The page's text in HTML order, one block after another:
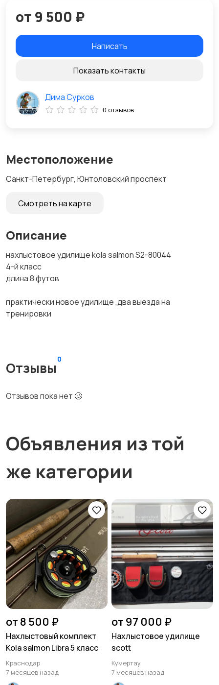
Местоположение
Санкт-Петербург, Юнтоловский проспект
Смотреть на карте
Описание
нахлыстовое удилище kola salmon S2-80044
4-й класс
длина 8 футов
практически новое удилище ,два выезда на
тренировки
Отзывы
0
Отзывов пока нет 🥴
от 9 500 ₽
Написать
Показать контакты
Дима Сурков
0 отзывов
Объявления из той
же категории
от 8 500 ₽
Нахлыстовый комплект
Kola salmon Libra 5 класс
Краснодар
7 месяцев назад
от 97 000 ₽
Нахлыстовое удилище
scott
Кумертау
7 месяцев назад